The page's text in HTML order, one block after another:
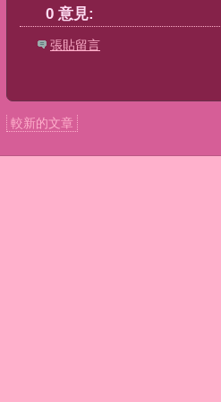
0 意見:
張貼留言
較新的文章